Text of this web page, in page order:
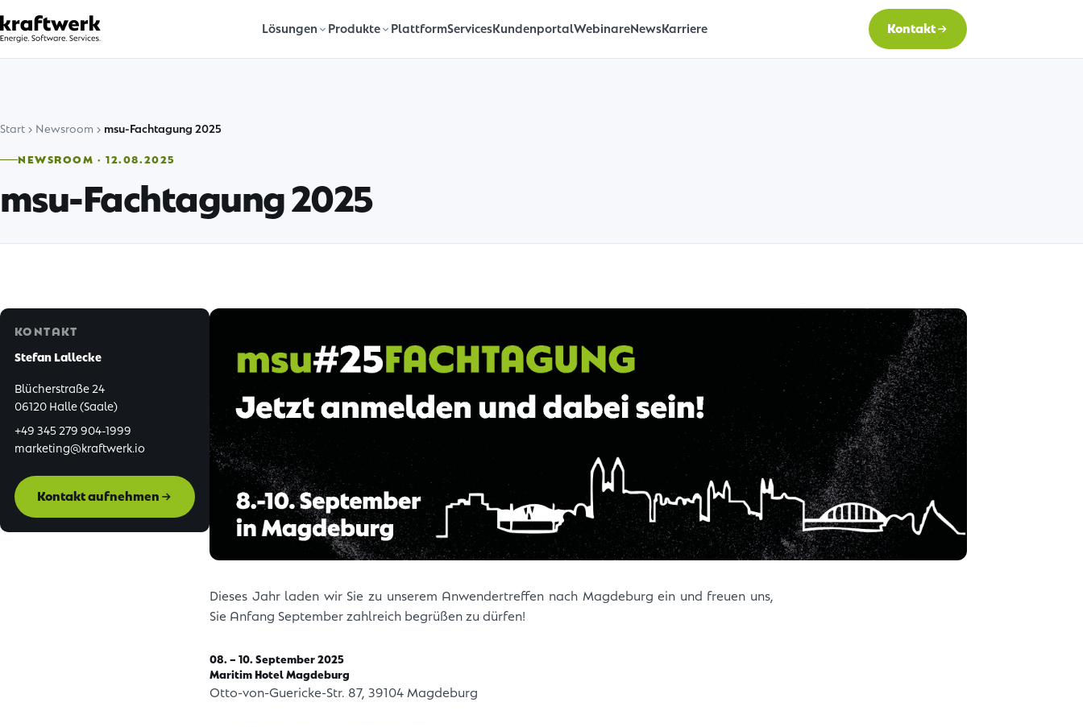
Lösungen Produkte PlattformServicesKundenportalWebinareNewsKarriere Kontakt
Start Newsroom msu-Fachtagung 2025
NEWSROOM · 12.08.2025
msu-Fachtagung 2025
KONTAKT
Stefan Lallecke
Blücherstraße 24
06120 Halle (Saale)
+49 345 279 904-1999
marketing@kraftwerk.io
Kontakt aufnehmen
Dieses Jahr laden wir Sie zu unserem Anwendertreffen nach Magdeburg ein und freuen uns,
Sie Anfang September zahlreich begrüßen zu dürfen!
08. – 10. September 2025
Maritim Hotel Magdeburg
Otto-von-Guericke-Str. 87, 39104 Magdeburg